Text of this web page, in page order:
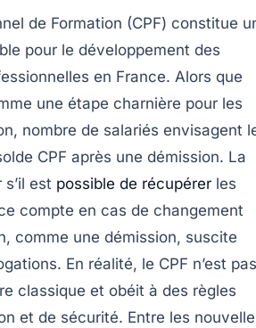
de Formation (CPF) constitue
pour le développement des
en France. Alors que
une étape charnière pour les
nombre de salariés envisagent
CPF après une démission. La
est possible de récupérer les
compte en cas de changement
comme une démission, suscite
En réalité, le CPF n’est pas
classique et obéit à des règles
et de sécurité. Entre les